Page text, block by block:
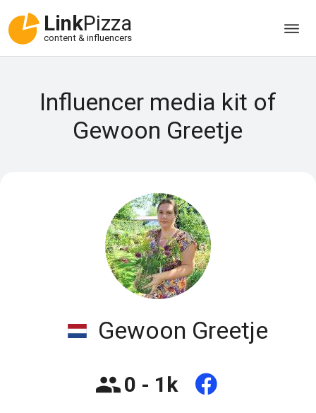
LinkPizza
content & influencers
Influencer media kit of
Gewoon Greetje
Gewoon Greetje
0 - 1k